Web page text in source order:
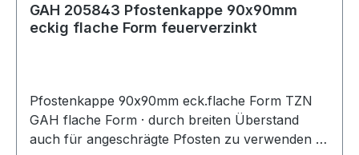
GAH 205843 Pfostenkappe 90x90mm
eckig flache Form feuerverzinkt
Pfostenkappe 90x90mm eck.flache Form TZN
GAH flache Form · durch breiten Überstand
auch für angeschrägte Pfosten zu verwenden ·